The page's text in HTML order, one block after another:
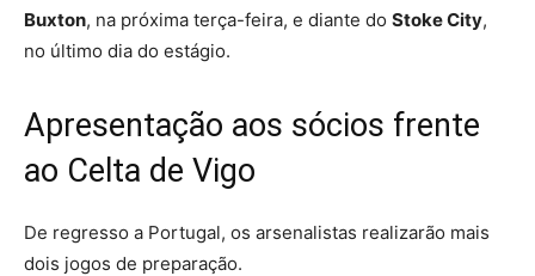
Buxton, na próxima terça-feira, e diante do Stoke City,
no último dia do estágio.
Apresentação aos sócios frente
ao Celta de Vigo
De regresso a Portugal, os arsenalistas realizarão mais
dois jogos de preparação.